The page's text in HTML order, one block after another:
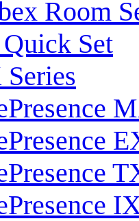
Room
Set